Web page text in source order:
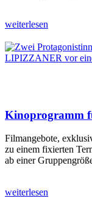
weiterlesen
Kinoprogramm
Filmangebote,
zu einem fixierten
ab einer
weiterlesen